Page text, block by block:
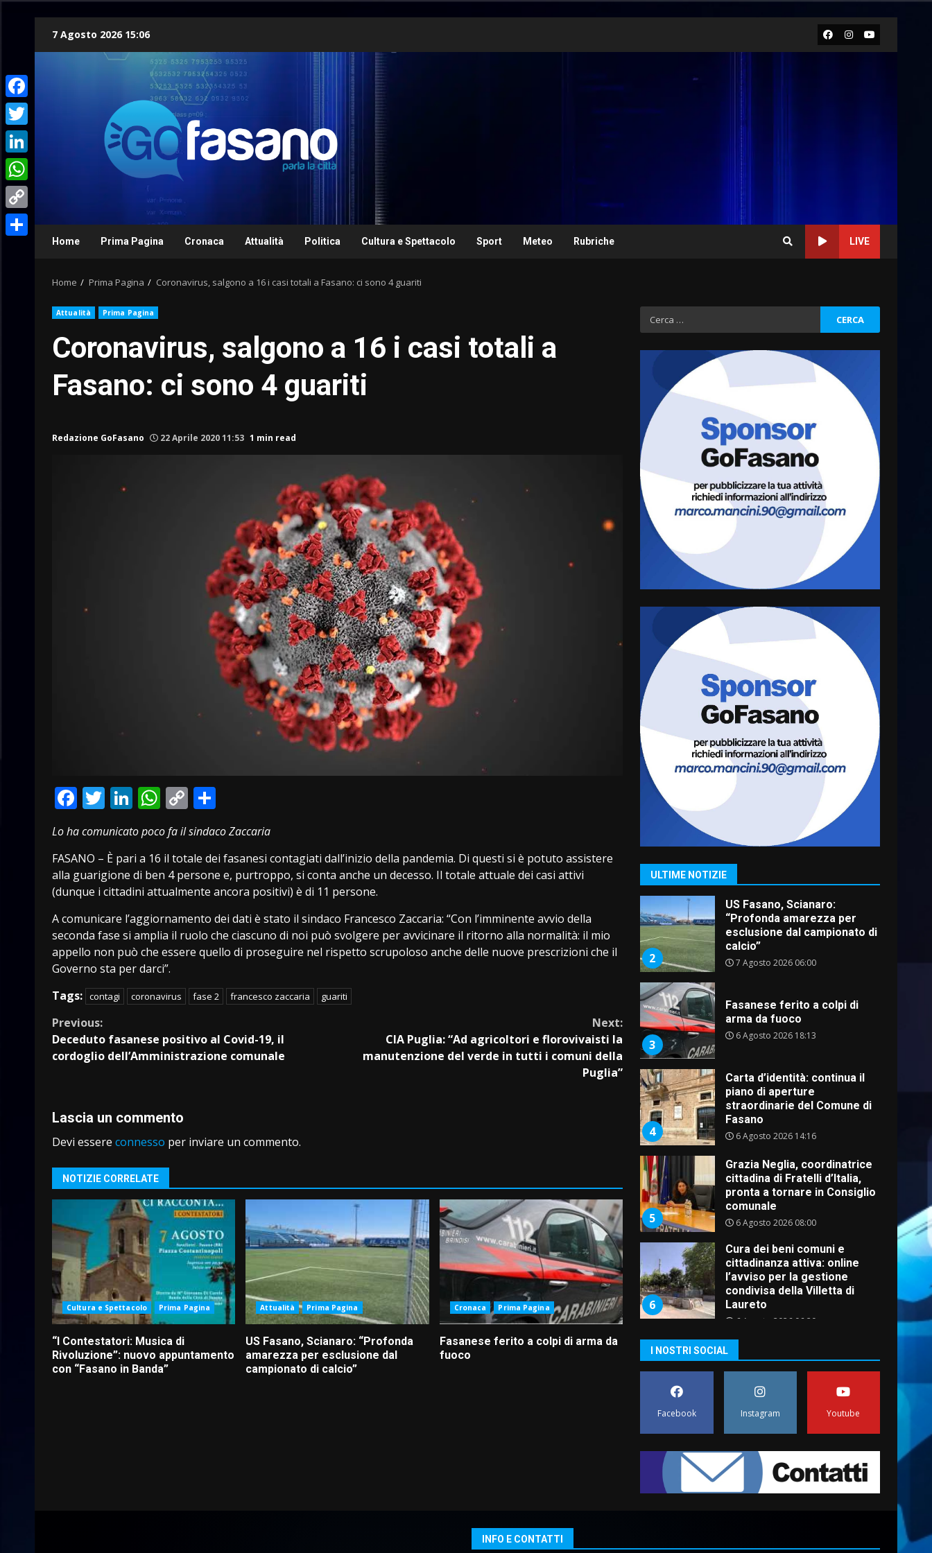
7 Agosto 2026 15:06 Facebook
Instagram
Youtube
Home Prima Pagina Cronaca Attualità Politica Cultura e Spettacolo Sport Meteo Rubriche LIVE
Home Prima Pagina Coronavirus, salgono a 16 i casi totali a Fasano: ci sono 4 guariti
Attualità Prima Pagina
Coronavirus, salgono a 16 i casi totali a
Fasano: ci sono 4 guariti
Redazione GoFasano 22 Aprile 2020 11:53 1 min read
Facebook
Twitter
LinkedIn
WhatsApp
Copy
Link
Lo ha comunicato poco fa il sindaco Zaccaria
FASANO – È pari a 16 il totale dei fasanesi contagiati dall’inizio della pandemia. Di questi si è potuto assistere
alla guarigione di ben 4 persone e, purtroppo, si conta anche un decesso. Il totale attuale dei casi attivi
(dunque i cittadini attualmente ancora positivi) è di 11 persone.
A comunicare l’aggiornamento dei dati è stato il sindaco Francesco Zaccaria: “Con l’imminente avvio della
seconda fase si amplia il ruolo che ciascuno di noi può svolgere per avvicinare il ritorno alla normalità: il mio
appello non può che essere quello di proseguire nel rispetto scrupoloso anche delle nuove prescrizioni che il
Governo sta per darci”.
Tags: contagi coronavirus fase 2 francesco zaccaria guariti
Continue
Reading
Previous:
Deceduto fasanese positivo al Covid-19, il
cordoglio dell’Amministrazione comunale
Next:
CIA Puglia: “Ad agricoltori e florovivaisti la
manutenzione del verde in tutti i comuni della
Puglia”
Lascia un commento
Devi essere connesso per inviare un commento.
NOTIZIE CORRELATE
Cultura e Spettacolo Prima Pagina
“I Contestatori: Musica di
Rivoluzione”: nuovo appuntamento
con “Fasano in Banda”
Attualità Prima Pagina
US Fasano, Scianaro: “Profonda
amarezza per esclusione dal
campionato di calcio”
Cronaca Prima Pagina
Fasanese ferito a colpi di arma da
fuoco
Ricerca
per:
ULTIME NOTIZIE
Fasanese ferito a colpi di
arma da fuoco
6 Agosto 2026 18:13
4
Carta d’identità: continua il
piano di aperture
straordinarie del Comune di
Fasano
6 Agosto 2026 14:16
5
Grazia Neglia, coordinatrice
cittadina di Fratelli d’Italia,
pronta a tornare in Consiglio
6 Agosto 2026 08:00
Cura dei beni comuni e
cittadinanza attiva: online
l’avviso per la gestione
condivisa della Villetta di
Laureto
6 Agosto 2026 06:20
7
La magia del Minareto e la
prima assoluta de “L’Albergo
Belvedere. Il rapimento”
6 Agosto 2026 06:15
1
“I Contestatori: Musica di
Rivoluzione”: nuovo
appuntamento con “Fasano in
2
US Fasano, Scianaro:
“Profonda amarezza per
esclusione dal campionato di
calcio”
7 Agosto 2026 06:00
3
Fasanese ferito a colpi di
arma da fuoco
6 Agosto 2026 18:13
4
Carta d’identità: continua il
piano di aperture
straordinarie del Comune di
Fasano
6 Agosto 2026 14:16
5
Grazia Neglia, coordinatrice
cittadina di Fratelli d’Italia,
pronta a tornare in Consiglio
comunale
6 Agosto 2026 08:00
6
Cura dei beni comuni e
cittadinanza attiva: online
l’avviso per la gestione
condivisa della Villetta di
Laureto
6 Agosto 2026 06:20
prima assoluta de “L’Albergo
Belvedere. Il rapimento”
6 Agosto 2026 06:15
appuntamento con “Fasano in
Banda”
7 Agosto 2026 06:05
I NOSTRI SOCIAL
Facebook Instagram Youtube
INFO E CONTATTI
Facebook
Twitter
LinkedIn
WhatsApp
Copy